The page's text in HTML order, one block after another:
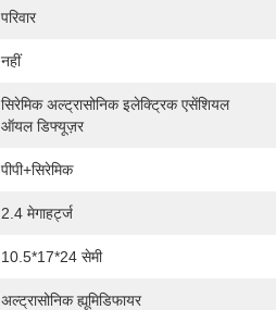
परिवार
नहीं
सिरेमिक अल्ट्रासोनिक इलेक्ट्रिक एसेंशियल
ऑयल डिफ्यूज़र
पीपी+सिरेमिक
2.4 मेगाहर्ट्ज
10.5*17*24 सेमी
अल्ट्रासोनिक ह्यूमिडिफायर